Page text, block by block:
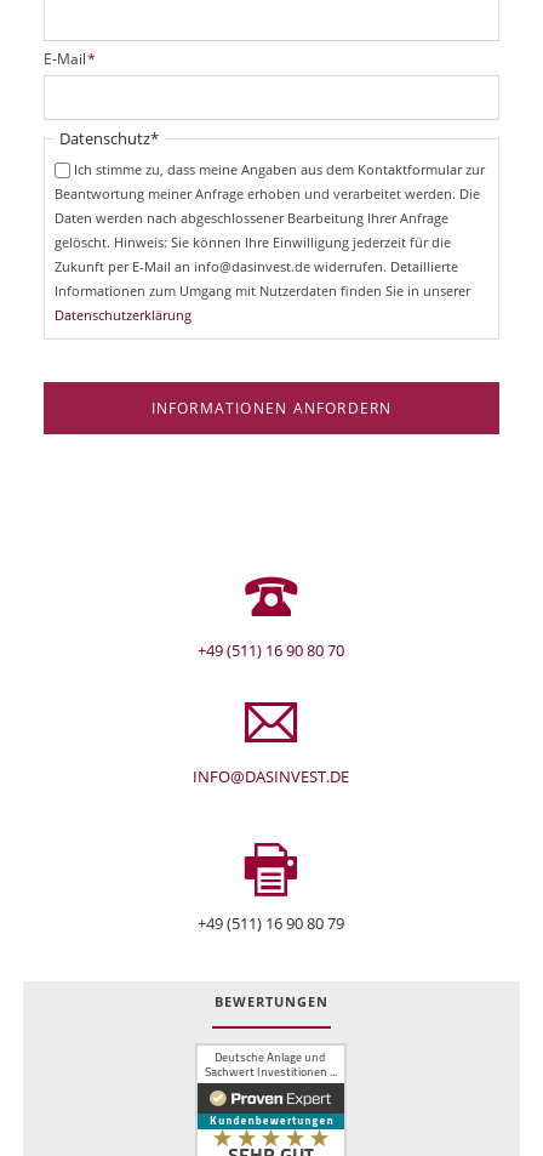
i
c
t
f
P
f
i
E-Mail*
Pflichtfeld
Datenschutz*
Ich stimme zu, dass meine Angaben aus dem Kontaktformular zur
Beantwortung meiner Anfrage erhoben und verarbeitet werden. Die
Daten werden nach abgeschlossener Bearbeitung Ihrer Anfrage
gelöscht. Hinweis: Sie können Ihre Einwilligung jederzeit für die
Zukunft per E-Mail an info@dasinvest.de widerrufen. Detaillierte
Informationen zum Umgang mit Nutzerdaten finden Sie in unserer
Datenschutzerklärung
INFORMATIONEN ANFORDERN
+49 (511) 16 90 80 70
INFO@DASINVEST.DE
+49 (511) 16 90 80 79
BEWERTUNGEN